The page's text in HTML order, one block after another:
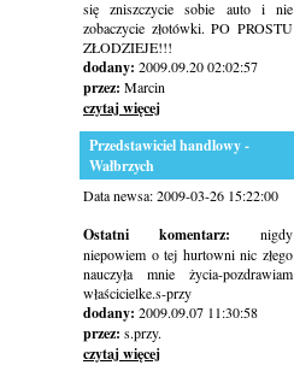
się zniszczycie sobie auto i nie
zobaczycie złotówki. PO PROSTU
ZŁODZIEJE!!!
dodany: 2009.09.20 02:02:57
przez: Marcin
czytaj więcej
Przedstawiciel handlowy -
Wałbrzych
Data newsa: 2009-03-26 15:22:00
Ostatni komentarz: nigdy
niepowiem o tej hurtowni nic złego
nauczyła mnie życia-pozdrawiam
właścicielke.s-przy
dodany: 2009.09.07 11:30:58
przez: s.przy.
czytaj więcej